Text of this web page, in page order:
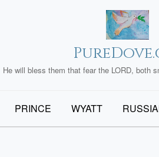
He will bless them that fear the LORD, both
PRINCE WYATT